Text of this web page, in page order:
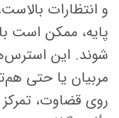
و انتظارات
پایه، ممکن است
شوند. این
مربیان یا حتی
روی قضاوت،